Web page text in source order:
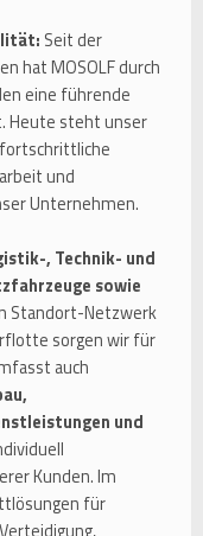
Seit der
hat MOSOLF durch
eine führende
Heute steht unser
und
Unternehmen.
, Technik- und
sowie
Standort-Netzwerk
sorgen wir für
auch
und
Kunden. Im
für